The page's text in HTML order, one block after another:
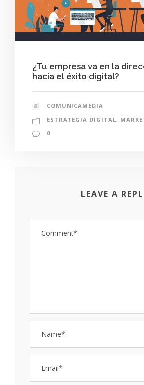
¿Tu empresa va en la
hacia el éxito digital?
COMUNICAMEDIA
ESTRATEGIA DIGITAL,
0
LEAVE A